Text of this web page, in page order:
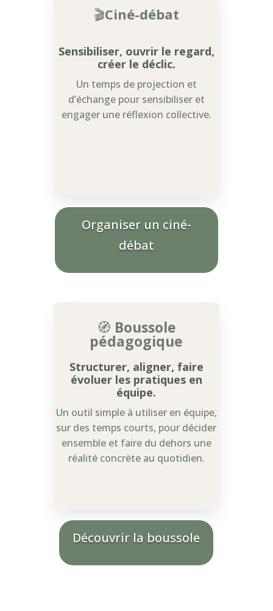
🎬Ciné-débat
Sensibiliser, ouvrir le regard,
créer le déclic.
Un temps de projection et
d’échange pour sensibiliser et
engager une réflexion collective.
Organiser un ciné-
débat
🧭 Boussole
pédagogique
Structurer, aligner, faire
évoluer les pratiques en
équipe.
Un outil simple à utiliser en équipe,
sur des temps courts, pour décider
ensemble et faire du dehors une
réalité concrète au quotidien.
Découvrir la boussole